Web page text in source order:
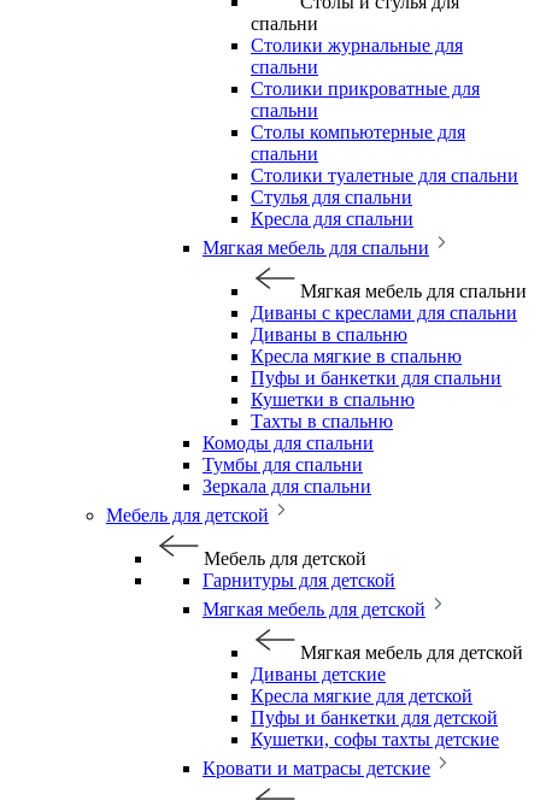
спальни
Столики журнальные для
спальни
Столики прикроватные для
спальни
Столы компьютерные для
спальни
Столики туалетные для спальни
Стулья для спальни
Кресла для спальни
Мягкая мебель для спальни
Мягкая мебель для спальни
Диваны с креслами для спальни
Диваны в спальню
Кресла мягкие в спальню
Пуфы и банкетки для спальни
Кушетки в спальню
Тахты в спальню
Комоды для спальни
Тумбы для спальни
Зеркала для спальни
Мебель для детской
Мебель для детской
Гарнитуры для детской
Мягкая мебель для детской
Мягкая мебель для детской
Диваны детские
Кресла мягкие для детской
Пуфы и банкетки для детской
Кушетки, софы тахты детские
Кровати и матрасы детские